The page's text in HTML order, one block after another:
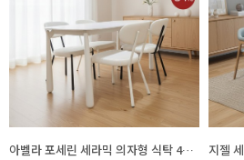
아벨라 포세린 세라믹 의자형 식탁 4인용/ 6인용 세트 700-234